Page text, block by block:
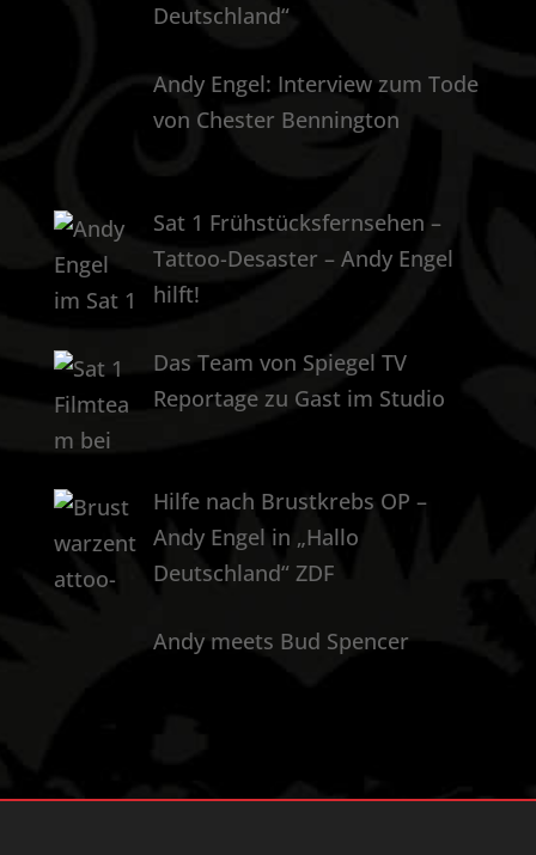
Deutschland“
Andy Engel: Interview zum Tode
von Chester Bennington
Sat 1 Frühstücksfernsehen –
Tattoo-Desaster – Andy Engel
hilft!
Das Team von Spiegel TV
Reportage zu Gast im Studio
Hilfe nach Brustkrebs OP –
Andy Engel in „Hallo
Deutschland“ ZDF
Andy meets Bud Spencer